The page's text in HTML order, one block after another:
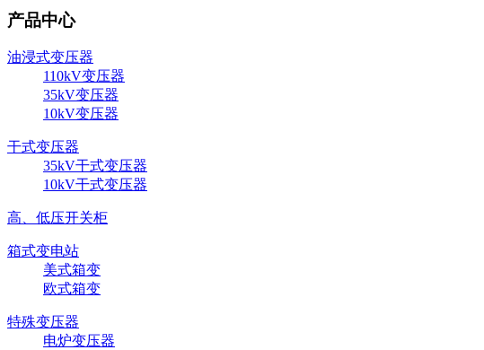
产品中心
油浸式变压器
110kV变压器
35kV变压器
10kV变压器
干式变压器
35kV干式变压器
10kV干式变压器
高、低压开关柜
箱式变电站
美式箱变
欧式箱变
特殊变压器
电炉变压器